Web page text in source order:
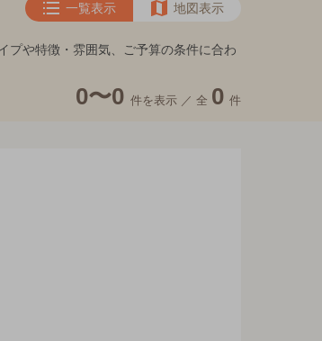
一覧表示 地図表示
プや特徴・雰囲気、ご予算の条件に合わ
0〜0 件を表示 ／ 全 0 件